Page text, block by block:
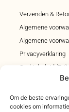
Om de beste
cookies om
Verzenden &
Algemene
Algemene
Privacyverklaring
Cookiebeleid (EU)
Klachtenregeling
INSCHRIJVEN